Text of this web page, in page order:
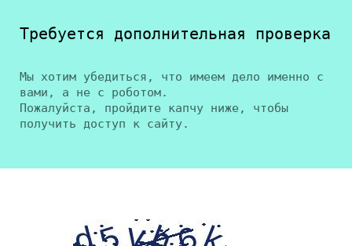
Требуется дополнительная проверка
Мы хотим убедиться, что имеем дело именно с
вами, а не с роботом.
Пожалуйста, пройдите капчу ниже, чтобы
получить доступ к сайту.